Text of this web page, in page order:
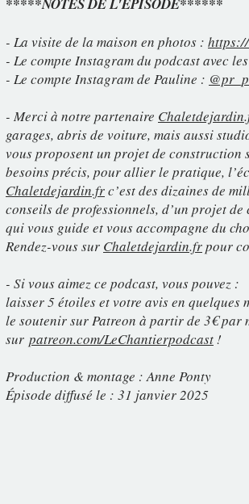
*****NOTES DE L'ÉPISODE******
- La visite de la maison en photos :
- Le compte Instagram du podcast avec
- Le compte Instagram de Pauline :
- Merci à notre partenaire
garages, abris de voiture, mais aussi
vous proposent un projet de construction
besoins précis, pour allier le pratique,
Chaletdejardin.frc’est des dizaines de
conseils de professionnels, d’un projet
qui vous guide et vous accompagne du
Rendez-vous sur Chaletdejardin.frpour
- Si vous aimez ce podcast, vous pouvez :
laisser 5 étoiles et votre avis en quelques
le soutenir sur Patreon à partir de 3€ par
sur patreon.com/LeChantierpodcast!
Production & montage : Anne Ponty
Épisode diffusé le : 31 janvier 2025